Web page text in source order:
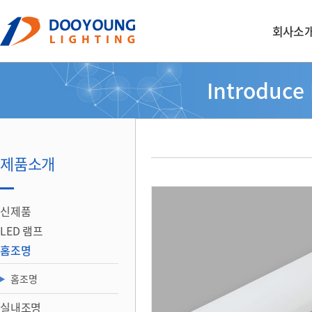
회사소
제품소개
신제품
LED 램프
홈조명
홈조명
실내조명